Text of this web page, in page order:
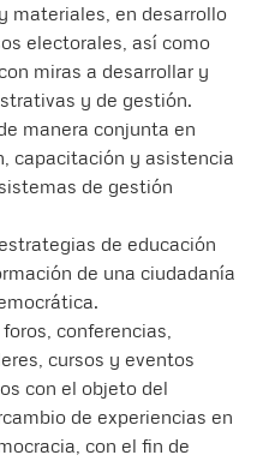
materiales, en desarrollo
electorales, así como
miras a desarrollar y
y de gestión.
manera conjunta en
capacitación y asistencia
de gestión
de educación
de una ciudadanía
conferencias,
cursos y eventos
con el objeto del
de experiencias en
con el fin de